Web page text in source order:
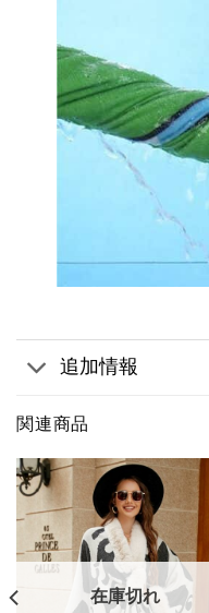
追加情報
関連商品
在庫切れ